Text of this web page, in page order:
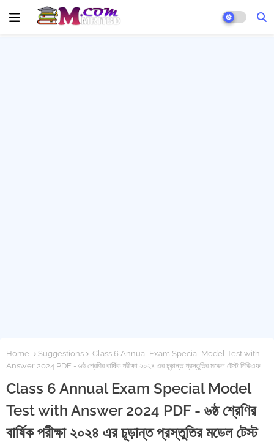
Home Suggestions
Class 6 Annual Exam Special Model Test with
Answer 2024 PDF - ৬ষ্ঠ শ্রেণির বার্ষিক পরীক্ষা ২০২৪ এর চূড়ান্ত প্রস্তুতির মডেল টেস্ট পিডিএফ
Class 6 Annual Exam Special Model
Test with Answer 2024 PDF - ৬ষ্ঠ শ্রেণির
বার্ষিক পরীক্ষা ২০২৪ এর চূড়ান্ত প্রস্তুতির মডেল টেস্ট